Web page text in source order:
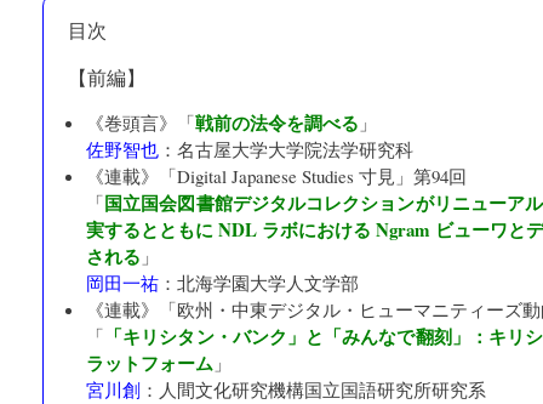
目次
【前編】
《巻頭言》「戦前の法令を調べる 」
佐野智也 ： 名古屋大学大学院法学研究科
《連載》「Digital Japanese Studies 寸見 」第94回
「国立国会図書館デジタルコレクションがリニューア
実するとともに NDL ラボにおける Ngram ビューワと
される 」
岡田一祐 ： 北海学園大学人文学部
《連載》「欧州・中東デジタル・ヒューマニティーズ
「 「キリシタン・バンク」と「みんなで翻刻」：キリ
ラットフォーム 」
宮川創 ： 人間文化研究機構国立国語研究所研究系